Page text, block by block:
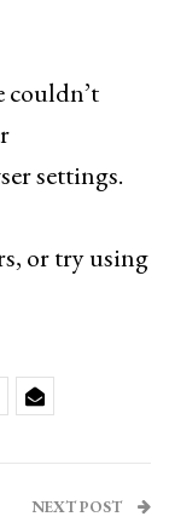
couldn’t
settings.
or try using
NEXT POST